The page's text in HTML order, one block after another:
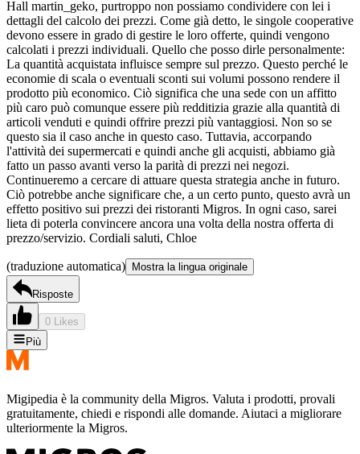
Hall martin_geko, purtroppo non possiamo condividere con lei i
dettagli del calcolo dei prezzi. Come già detto, le singole cooperative
devono essere in grado di gestire le loro offerte, quindi vengono
calcolati i prezzi individuali. Quello che posso dirle personalmente:
La quantità acquistata influisce sempre sul prezzo. Questo perché le
economie di scala o eventuali sconti sui volumi possono rendere il
prodotto più economico. Ciò significa che una sede con un affitto
più caro può comunque essere più redditizia grazie alla quantità di
articoli venduti e quindi offrire prezzi più vantaggiosi. Non so se
questo sia il caso anche in questo caso. Tuttavia, accorpando
l'attività dei supermercati e quindi anche gli acquisti, abbiamo già
fatto un passo avanti verso la parità di prezzi nei negozi.
Continueremo a cercare di attuare questa strategia anche in futuro.
Ciò potrebbe anche significare che, a un certo punto, questo avrà un
effetto positivo sui prezzi dei ristoranti Migros. In ogni caso, sarei
lieta di poterla convincere ancora una volta della nostra offerta di
prezzo/servizio. Cordiali saluti, Chloe
(traduzione automatica) Mostra la lingua originale
Risposte
0 Likes
Più
Migipedia è la community della Migros. Valuta i prodotti, provali
gratuitamente, chiedi e rispondi alle domande. Aiutaci a migliorare
ulteriormente la Migros.